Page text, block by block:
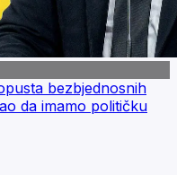
bezbjednosnih
da imamo političku